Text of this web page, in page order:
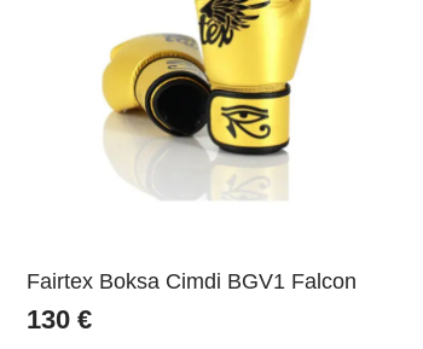
Fairtex Boksa Cimdi BGV1 Falcon
130 €